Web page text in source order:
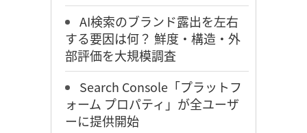
AI検索のブランド露出を左右
する要因は何？ 鮮度・構造・外
部評価を大規模調査
Search Console「プラットフ
ォーム プロパティ」が全ユーザ
ーに提供開始